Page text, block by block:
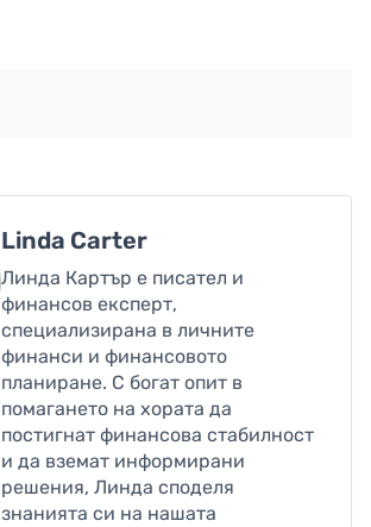
Linda Carter
Линда Картър е писател и
финансов експерт,
специализирана в личните
финанси и финансовото
планиране. С богат опит в
помагането на хората да
постигнат финансова стабилност
и да вземат информирани
решения, Линда споделя
знанията си на нашата